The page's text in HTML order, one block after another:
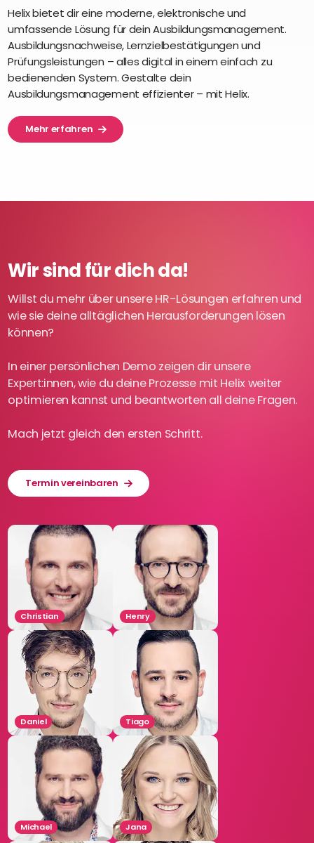
Helix bietet dir eine moderne, elektronische und
umfassende Lösung für dein Ausbildungsmanagement.
Ausbildungsnachweise, Lernzielbestätigungen und
Prüfungsleistungen – alles digital in einem einfach zu
bedienenden System. Gestalte dein
Ausbildungsmanagement effizienter – mit Helix.
Mehr erfahren
Wir sind für dich da!
Willst du mehr über unsere HR-Lösungen erfahren und
wie sie deine alltäglichen Herausforderungen lösen
können?
In einer persönlichen Demo zeigen dir unsere
Expert:innen, wie du deine Prozesse mit Helix weiter
optimieren kannst und beantworten all deine Fragen.
Mach jetzt gleich den ersten Schritt.
Termin vereinbaren
Christian Henry
Daniel Tiago
Michael Jana